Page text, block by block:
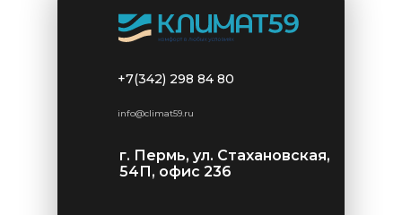
+7(342) 298 84 80
г. Пермь, ул. Стахановская,
54П, офис 236
info@climat59.ru